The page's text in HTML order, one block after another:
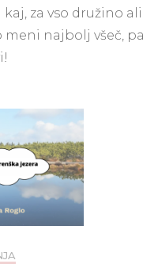
kaj, za vso družino ali
najbolj všeč, pa